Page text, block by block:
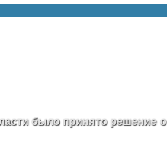
было принято решение о